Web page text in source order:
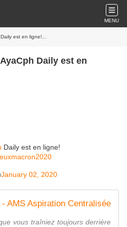
MENU
est en ligne!...
Daily est en
Daily est en ligne!
January 02, 2020
AMS Aspiration Centralisée
vous traîniez toujours derrière